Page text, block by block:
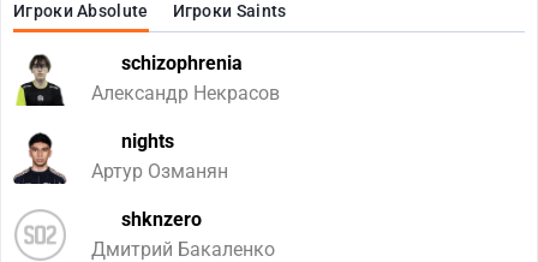
Игроки Absolute Игроки Saints
schizophrenia
Александр Некрасов
nights
Артур Озманян
shknzero
Дмитрий Бакаленко